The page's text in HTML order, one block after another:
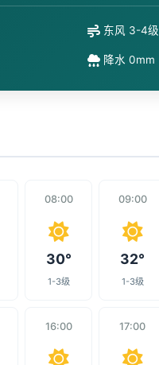
东风 3-4级
降水 0mm
08:00
30°
1-3级
09:00
32°
1-3级
16:00 17:00